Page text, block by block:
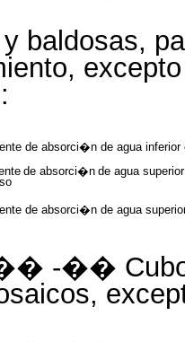
baldosas,
de absorci�n de agua inferior
de absorci�n de agua superior
de absorci�n de agua
-��